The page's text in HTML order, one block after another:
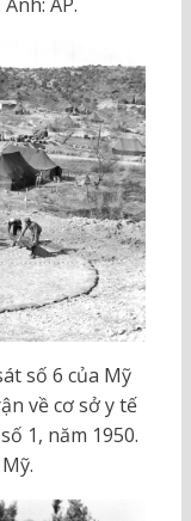
số 6 của Mỹ
về cơ sở y tế
1, năm 1950.